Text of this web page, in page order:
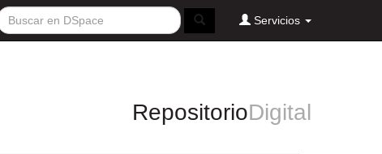
Servicios
RepositorioDigital